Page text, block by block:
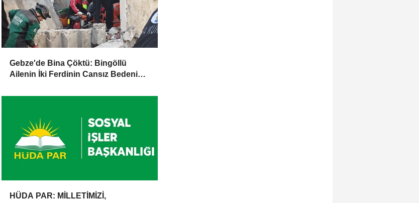
Gebze'de Bina Çöktü: Bingöllü
Ailenin İki Ferdinin Cansız Bedenine
HÜDA PAR: MİLLETİMİZİ,